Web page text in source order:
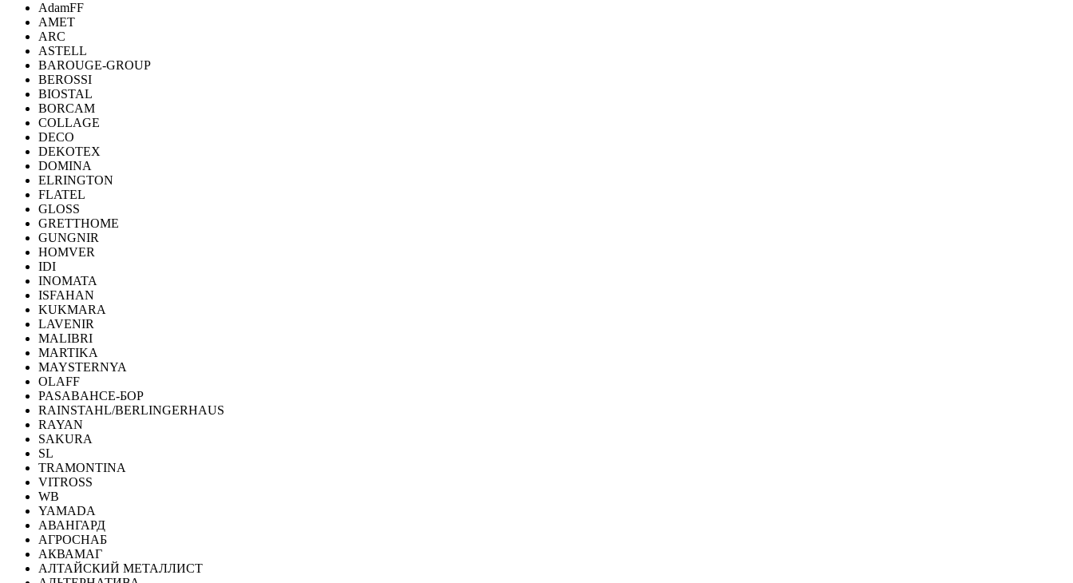
AdamFF
AMET
ARC
ASTELL
BAROUGE-GROUP
BEROSSI
BIOSTAL
BORCAM
COLLAGE
DECO
DEKOTEX
DOMINA
ELRINGTON
FLATEL
GLOSS
GRETTHOME
GUNGNIR
HOMVER
IDI
INOMATA
ISFAHAN
KUKMARA
LAVENIR
MALIBRI
MARTIKA
MAYSTERNYA
OLAFF
PASABAHCE-БОР
RAINSTAHL/BERLINGERHAUS
RAYAN
SAKURA
SL
TRAMONTINA
VITROSS
WB
YAMADA
АВАНГАРД
АГРОСНАБ
АКВАМАГ
АЛТАЙСКИЙ МЕТАЛЛИСТ